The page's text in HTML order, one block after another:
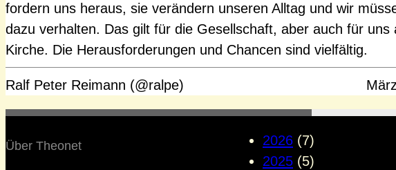
fordern uns heraus, sie verändern unseren Alltag und wir
dazu verhalten. Das gilt für die Gesellschaft, aber auch für uns
Kirche. Die Herausforderungen und Chancen sind vielfältig.
Ralf Peter Reimann (@ralpe)
Über Theonet 2026 (7)
2025 (5)